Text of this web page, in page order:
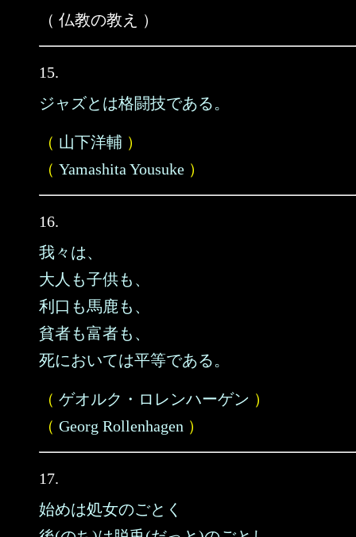
（ 仏教の教え ）
15.
ジャズとは格闘技である。
（ 山下洋輔 ）
（ Yamashita Yousuke ）
16.
我々は、
大人も子供も、
利口も馬鹿も、
貧者も富者も、
死においては平等である。
（ ゲオルク・ロレンハーゲン ）
（ Georg Rollenhagen ）
17.
始めは処女のごとく